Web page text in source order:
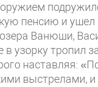
пенсию и ушел
Ванюши,
узорку тропил
наставляя:
выстрелами, и